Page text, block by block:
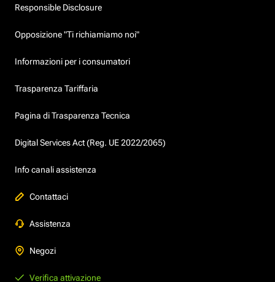
Responsible Disclosure
Opposizione "Ti richiamiamo noi"
Informazioni per i consumatori
Trasparenza Tariffaria
Pagina di Trasparenza Tecnica
Digital Services Act (Reg. UE 2022/2065)
Info canali assistenza
Contattaci
Assistenza
Negozi
Verifica attivazione